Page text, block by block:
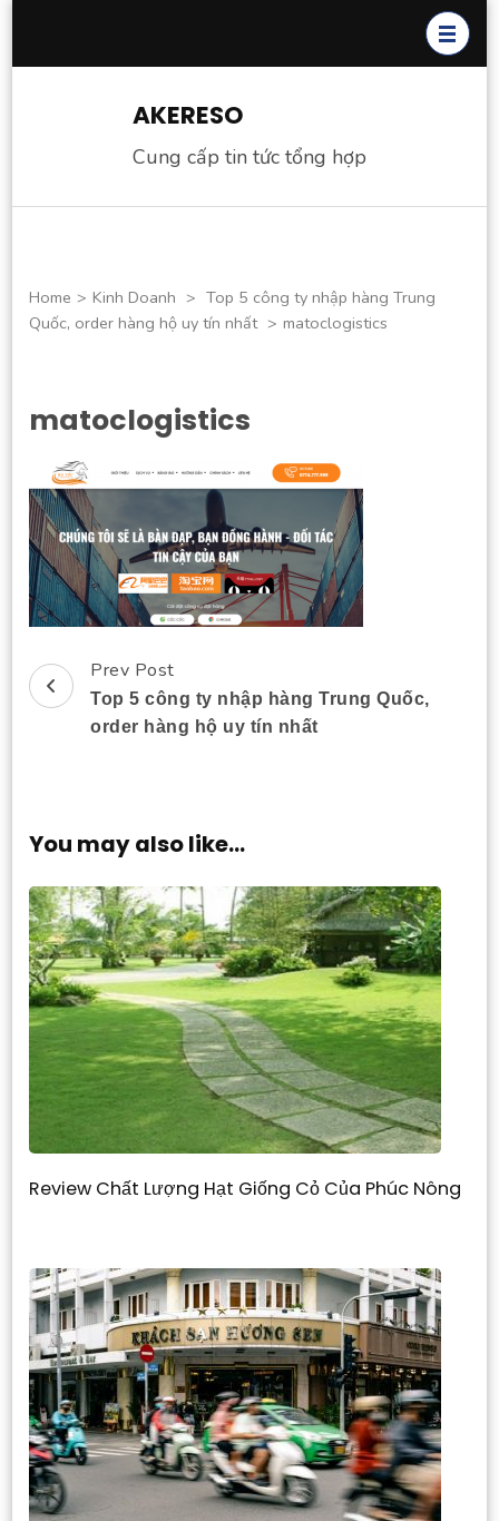
AKERESO
Cung cấp tin tức tổng hợp
Home > Kinh Doanh > Top 5 công ty nhập hàng Trung
Quốc, order hàng hộ uy tín nhất > matoclogistics
matoclogistics
Post
Navigation
Prev Post
Top 5 công ty nhập hàng Trung Quốc,
order hàng hộ uy tín nhất
You may also like...
Review Chất Lượng Hạt Giống Cỏ Của Phúc Nông